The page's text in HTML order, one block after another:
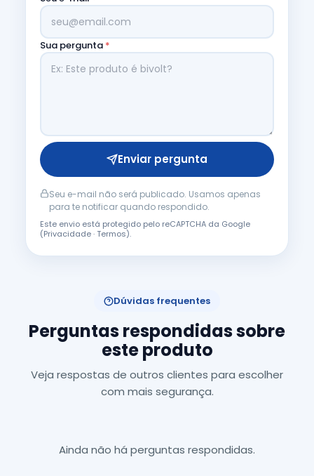
Sua pergunta *
Enviar pergunta
Seu e-mail não será publicado. Usamos apenas
para te notificar quando respondido.
Este envio está protegido pelo reCAPTCHA da Google
(Privacidade·Termos).
Dúvidas frequentes
Perguntas respondidas sobre
este produto
Veja respostas de outros clientes para escolher
com mais segurança.
Ainda não há perguntas respondidas.